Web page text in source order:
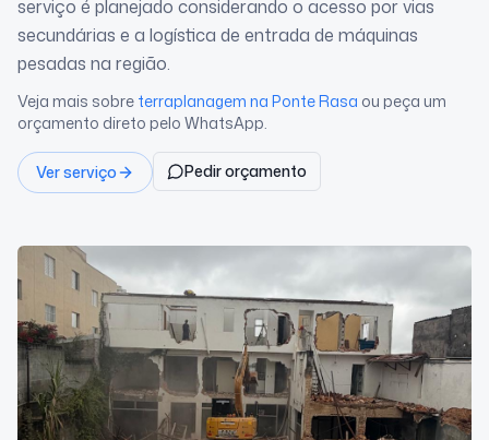
serviço é planejado considerando o acesso por vias
secundárias e a logística de entrada de máquinas
pesadas na região.
Veja mais sobre terraplanagem na Ponte Rasa ou peça um
orçamento direto pelo WhatsApp.
Ver serviço Pedir orçamento